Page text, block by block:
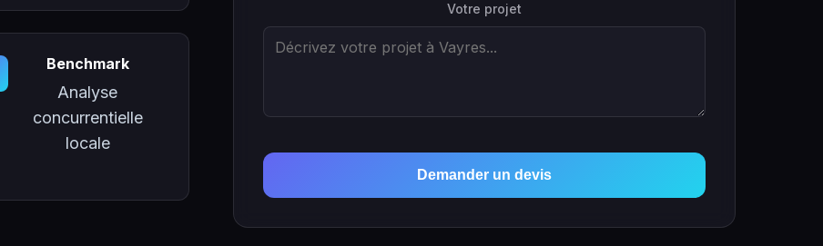
Benchmark
Analyse
concurrentielle
locale
Votre projet
Demander un devis